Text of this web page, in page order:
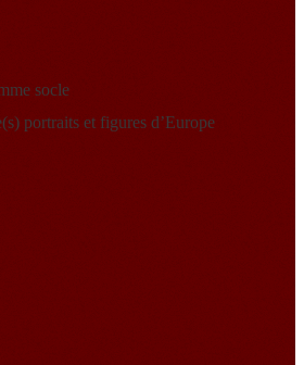
socle
portraits et figures d’Europe